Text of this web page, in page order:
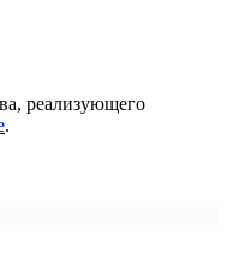
реализующего
.